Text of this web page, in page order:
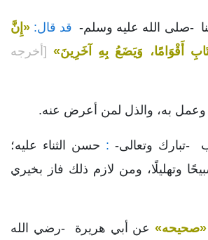
-صلى الله عليه وسلم-قد قال: «إِنَّ
أَقْوَامًا، وَيَضَعُ بِهِ آخَرِينَ»
[أخرجه
وعمل به، والذل لمن أعرض عنه.
-تبارك وتعالى- : حسن الثناء عليه؛
وتهليلًا، ومن لازم ذلك فاز بخيري
«صحيحه»عن أبي هريرة -رضي الله